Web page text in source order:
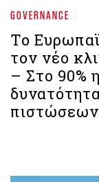
GOVERNANCE
Το
τον νέο
– Στο 90%